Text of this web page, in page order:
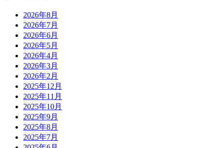
2026年8月
2026年7月
2026年6月
2026年5月
2026年4月
2026年3月
2026年2月
2025年12月
2025年11月
2025年10月
2025年9月
2025年8月
2025年7月